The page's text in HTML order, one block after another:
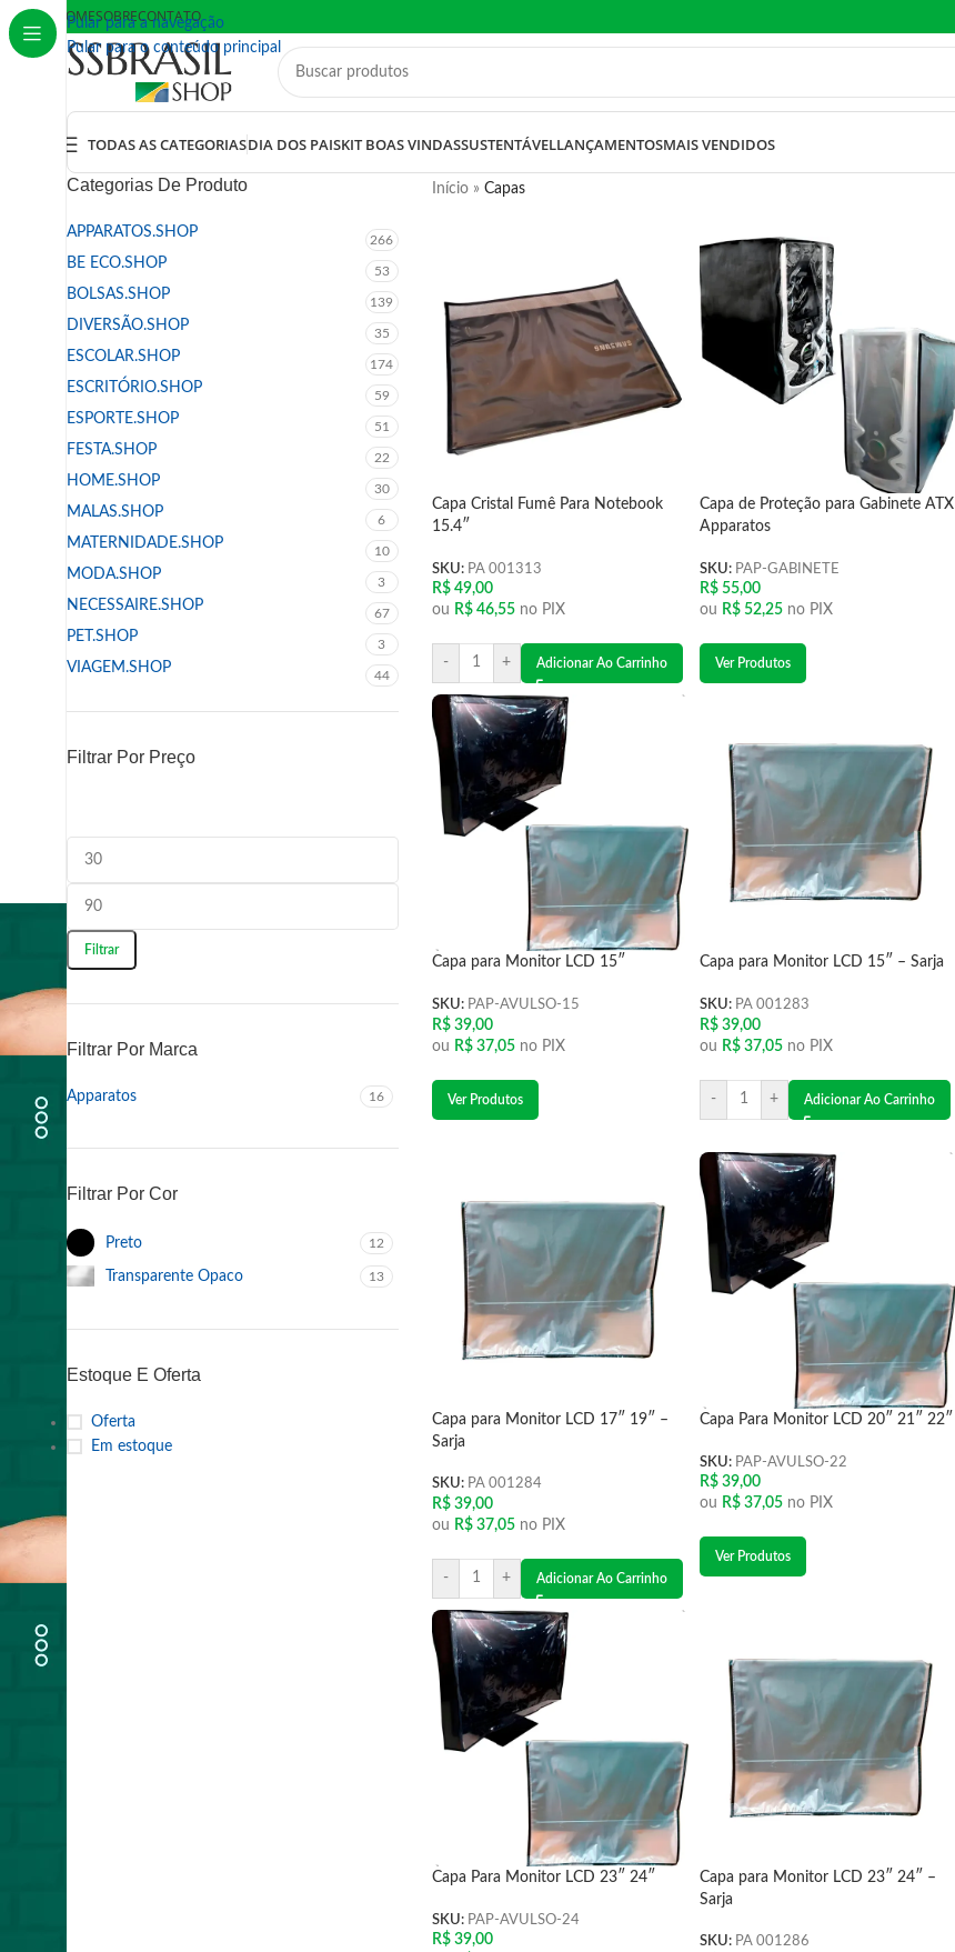
Pular para a navegação
Pular para o conteúdo principal
ATENDIMENTO:
HOMESOBRECONTATO
TODAS AS CATEGORIASDIA DOS PAISKIT BOAS VINDASSUSTENTÁVELLANÇAMENTOSMAIS VENDIDOS
Categorias De Produto
APPARATOS.SHOP 266
BE ECO.SHOP 53
BOLSAS.SHOP 139
DIVERSÃO.SHOP 35
ESCOLAR.SHOP 174
ESCRITÓRIO.SHOP 59
ESPORTE.SHOP 51
FESTA.SHOP 22
HOME.SHOP 30
MALAS.SHOP 6
MATERNIDADE.SHOP 10
MODA.SHOP 3
NECESSAIRE.SHOP 67
PET.SHOP 3
VIAGEM.SHOP 44
Filtrar Por Preço
Filtrar
Filtrar Por Marca
Apparatos 16
Filtrar Por Cor
Preto 12
Transparente Opaco 13
Estoque E Oferta
Oferta
Em estoque
Início» Capas
Capa Cristal Fumê Para Notebook
15.4″
SKU: PA 001313
R$49,00
ou R$46,55 no PIX
- + Adicionar Ao Carrinho
Capa de Proteção para Gabinete ATX
Apparatos
SKU: PAP-GABINETE
R$55,00
ou R$52,25 no PIX
Ver Produtos
Capa para Monitor LCD 15″
SKU: PAP-AVULSO-15
R$39,00
ou R$37,05 no PIX
Ver Produtos
Capa para Monitor LCD 15″ – Sarja
SKU: PA 001283
R$39,00
ou R$37,05 no PIX
- + Adicionar Ao Carrinho
Capa para Monitor LCD 17″ 19″ –
Sarja
SKU: PA 001284
R$39,00
ou R$37,05 no PIX
- + Adicionar Ao Carrinho
Capa Para Monitor LCD 20″ 21″ 22″
SKU: PAP-AVULSO-22
R$39,00
ou R$37,05 no PIX
Ver Produtos
Capa Para Monitor LCD 23″ 24″
SKU: PAP-AVULSO-24
R$39,00
Capa para Monitor LCD 23″ 24″ –
Sarja
SKU: PA 001286